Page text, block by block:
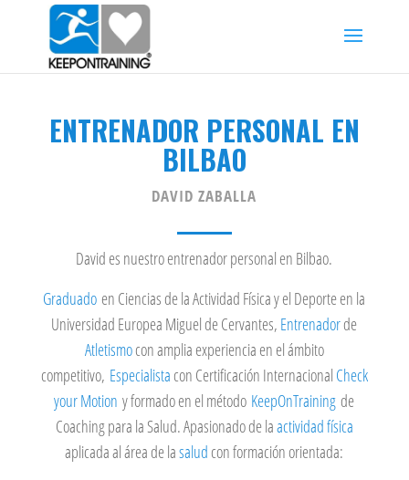
ENTRENADOR PERSONAL EN
BILBAO
DAVID ZABALLA
David es nuestro entrenador personal en Bilbao.
Graduado en Ciencias de la Actividad Física y el Deporte en la
Universidad Europea Miguel de Cervantes, Entrenadorde
Atletismocon amplia experiencia en el ámbito
competitivo, Especialista con Certificación Internacional Check
your Motion y formado en el método KeepOnTraining de
Coaching para la Salud. Apasionado de laactividad física
aplicada al área de lasalud con formación orientada: